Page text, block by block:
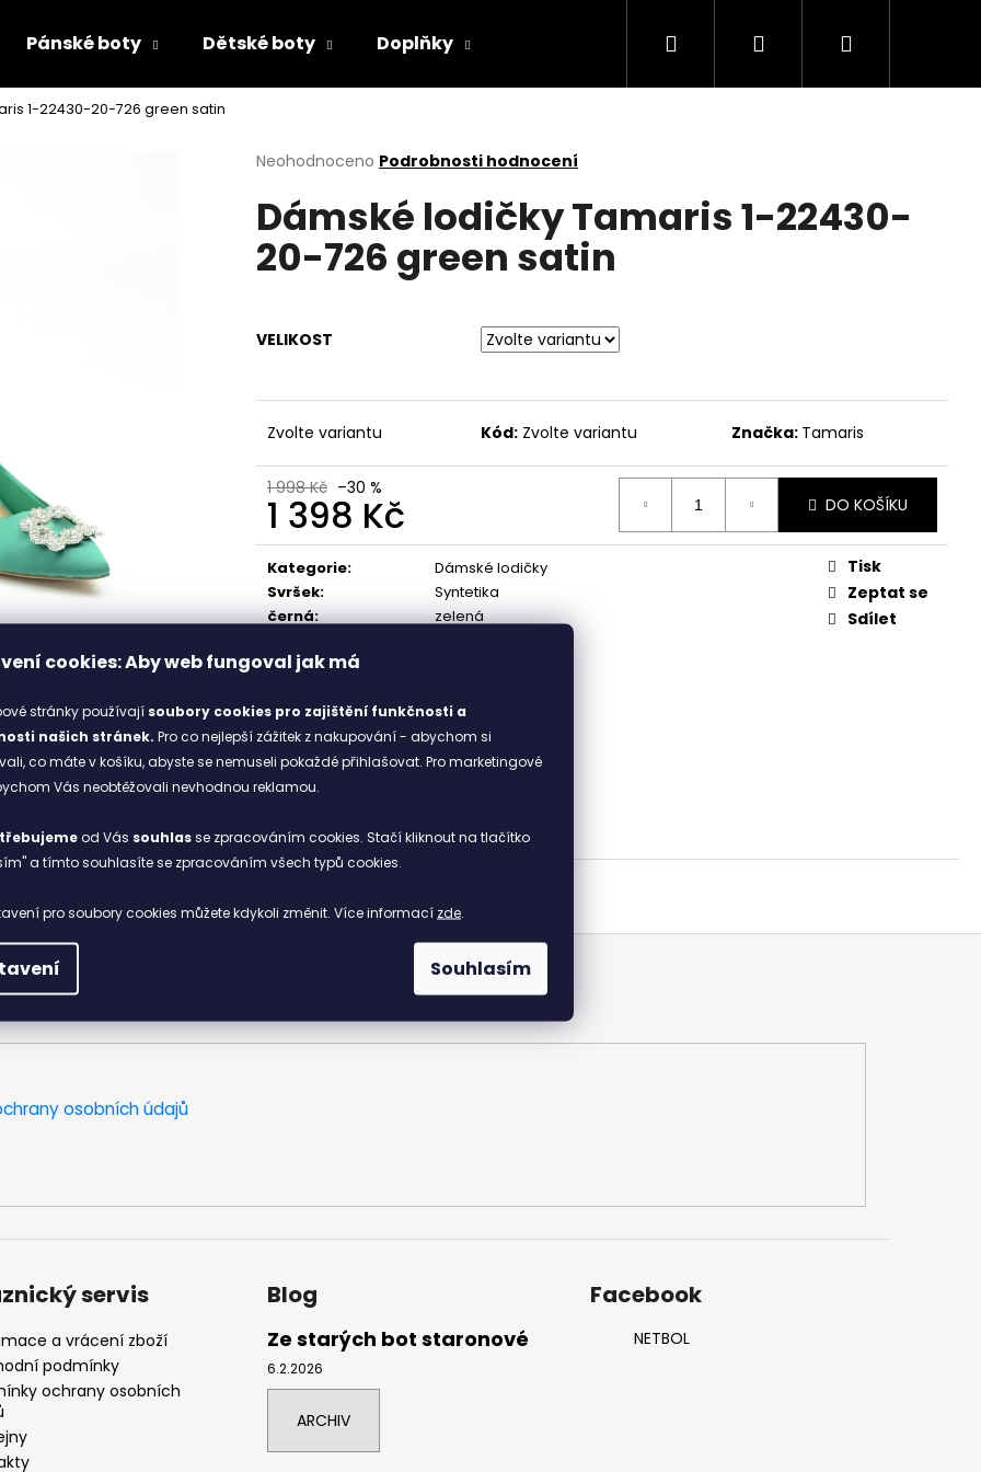
cookies: Aby web fungoval jak má
stránky používají soubory cookies pro zajištění funkčnosti a
našich stránek. Pro co nejlepší zážitek z nakupování - abychom si
co máte v košíku, abyste se nemuseli pokaždé přihlašovat. Pro marketingové
Vás neobtěžovali nevhodnou reklamou.
od Vás souhlasse zpracováním cookies. Stačí kliknout na tlačítko
a tímto souhlasíte se zpracováním všech typů cookies.
pro soubory cookies můžete kdykoli změnit. Více informací zde.
Souhlasím
Pánské boty Dětské boty Doplňky Hledat PřihlášeníNákupní
1-22430-20-726 green satin
Průměrné
produktu
je
0,0
z
Neohodnoceno Podrobnosti hodnocení
Dámské lodičky Tamaris 1-22430-
20-726 green satin
VELIKOST
Zvolte variantu Kód: Zvolte variantu Značka: Tamaris
1 998 Kč –30 %
1 398 Kč
Měrná
cena:
DO KOŠÍKU
Kategorie:
Dámské lodičky
Svršek:
Syntetika
černá:
zelená
Tisk
Zeptat se
Sdílet
Co potřebujete najít?
HLEDAT
2418511
898 Kč
RIEKER 44760-35
1 998 Kč
osobních údajů
servis
a vrácení zboží
podmínky
ochrany osobních
Blog
Ze starých bot staronové
6.2.2026
ARCHIV
Facebook
NETBOL